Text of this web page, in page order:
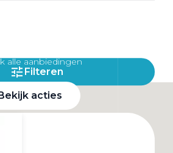
alle aanbiedingen
acties
Filteren